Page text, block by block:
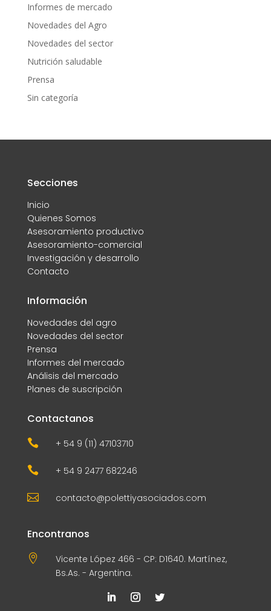
Informes de mercado
Novedades del Agro
Novedades del sector
Nutrición saludable
Prensa
Sin categoría
Secciones
Inicio
Quienes Somos
Asesoramiento productivo
Asesoramiento-comercial
Investigación y desarrollo
Contacto
Información
Novedades del agro
Novedades del sector
Prensa
Informes del mercado
Análisis del mercado
Planes de suscripción
Contactanos
 + 54 9 (11) 47103710
 + 54 9 2477 682246
 contacto@polettiyasociados.com
Encontranos

Vicente López 466 - CP: D1640. Martínez,
Bs.As. - Argentina.